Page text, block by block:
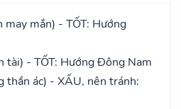
mắn) - TỐT: Hướng
tài) - TỐT: Hướng Đông Nam
thần ác) - XẤU, nên tránh: